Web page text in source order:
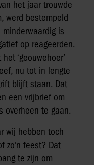
het jaar trouwde
werd bestempeld
is
op reageerden.
‘geouwehoer’
nu tot in lengte
blijft staan. Dat
een vrijbrief om
overheen te gaan.
wij hebben toch
zo’n feest? Dat
te zijn om